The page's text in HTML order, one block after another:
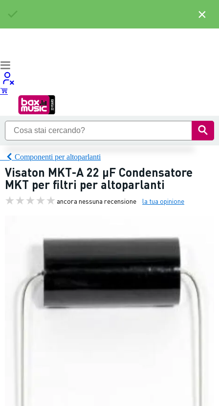
Componenti per altoparlanti
Visaton MKT-A 22 µF Condensatore
MKT per filtri per altoparlanti
ancora nessuna recensione la tua opinione
×